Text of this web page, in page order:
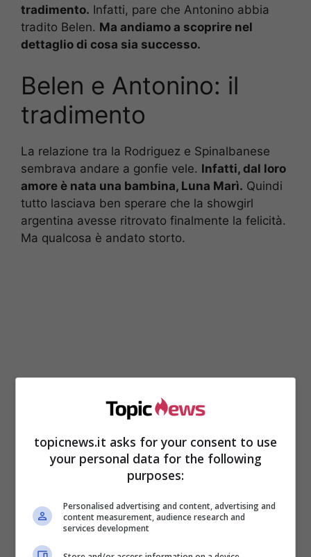
tradimento. Infatti, pare che Antonino abbia
tradito Belen. Ma andiamo a scoprire nel
dettaglio di cosa sia successo.
Belen e Antonino: il
tradimento
La relazione tra la Rodriguez e Spinalbanese
sembrava andare a gonfie vele. Infatti, dal loro
amore è nata una bambina, Luna Marì. Quindi
tutto lasciava ben sperare che la showgirl
argentina avesse ritrovato finalmente la felicità.
Ma qualcosa è andato storto.
Da ormai settimane si ricorrevano voci di una
pesante crisi ed ore le ipotesi iniziano a trovare
Pare infatti che la causa della
presunta rottura tra Belen e Antonino sia
stata il tradimento da parte di quest’ultimo.
topicnews.it asks for your consent to use
your personal data for the following
purposes:
Personalised advertising and content, advertising and
content measurement, audience research and
services development